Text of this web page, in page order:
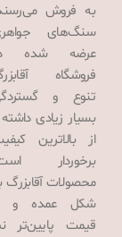
به فروش
سنگ‌های
عرضه شده
فروشگاه
تنوع و
بسیار زیادی
از بالاترین
برخوردار
محصولات آقابزرگ
شکل عمده و
قیمت پایین‌تر